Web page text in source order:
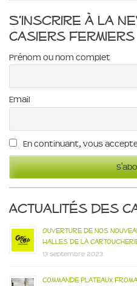
S’inscrire à la
Casiers Fermiers
Prénom ou nom complet
Email
En continuant, vous
Actualités des
Ouverture de nos
Halles de la
13 septembre 2023
Commande plateaux